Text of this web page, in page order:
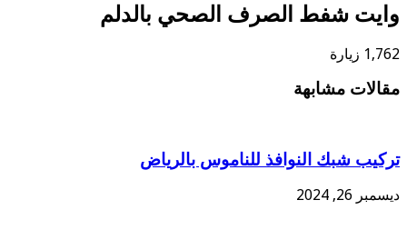
وايت شفط الصرف الصحي بالدلم
1,762 زيارة
مقالات مشابهة
تركيب شبك النوافذ للناموس بالرياض
ديسمبر 26, 2024